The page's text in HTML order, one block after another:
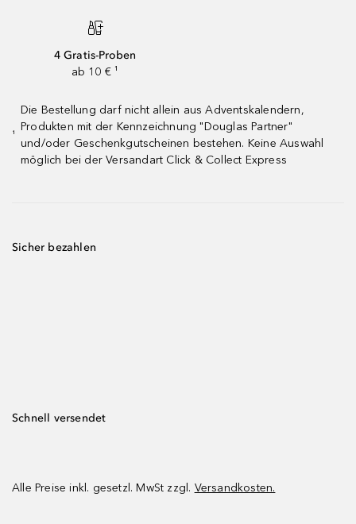
4 Gratis-Proben
ab 10 € ¹
¹
Die Bestellung darf nicht allein aus Adventskalendern,
Produkten mit der Kennzeichnung "Douglas Partner"
und/oder Geschenkgutscheinen bestehen. Keine Auswahl
möglich bei der Versandart Click & Collect Express
Sicher bezahlen
Schnell versendet
Alle Preise inkl. gesetzl. MwSt zzgl. Versandkosten.